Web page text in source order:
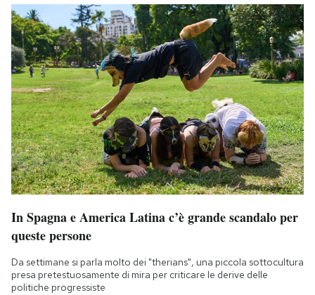
In Spagna e America Latina c’è grande scandalo per
queste persone
Da settimane si parla molto dei "therians", una piccola sottocultura
presa pretestuosamente di mira per criticare le derive delle
politiche progressiste